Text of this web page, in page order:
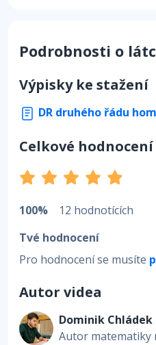
Podrobnosti o
Výpisky ke stažení
DR druhého řádu
Celkové hodnocení
100%
12 hodnotících
Tvé hodnocení
Pro hodnocení se musíte
Autor videa
Dominik Chládek
Autor matematiky